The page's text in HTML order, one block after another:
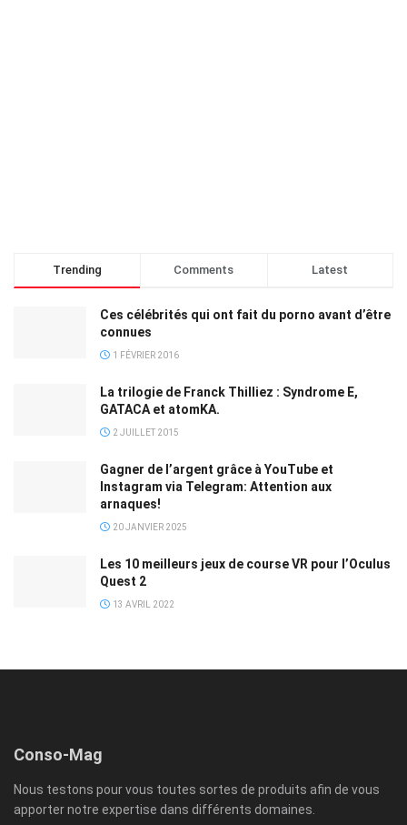
Trending Comments Latest
Ces célébrités qui ont fait du porno avant d’être
connues
1 FÉVRIER 2016
La trilogie de Franck Thilliez : Syndrome E,
GATACA et atomKA.
2 JUILLET 2015
Gagner de l’argent grâce à YouTube et
Instagram via Telegram: Attention aux
arnaques!
20 JANVIER 2025
Les 10 meilleurs jeux de course VR pour l’Oculus
Quest 2
13 AVRIL 2022
Conso-Mag
Nous testons pour vous toutes sortes de produits afin de vous
apporter notre expertise dans différents domaines.